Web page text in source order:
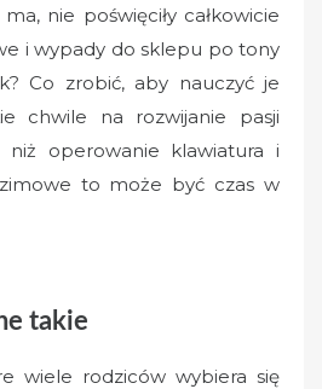
nie poświęciły całkowicie
i wypady do sklepu po tony
Co zrobić, aby nauczyć je
chwile na rozwijanie pasji
niż operowanie klawiatura i
to może być czas w
takie
wiele rodziców wybiera się